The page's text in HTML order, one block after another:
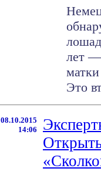
лет —
Это
08.10.2015
14:06